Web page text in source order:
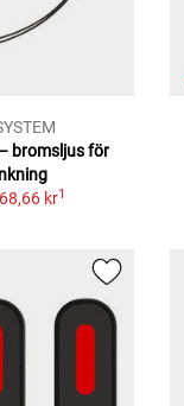
bromsljus för
kr1